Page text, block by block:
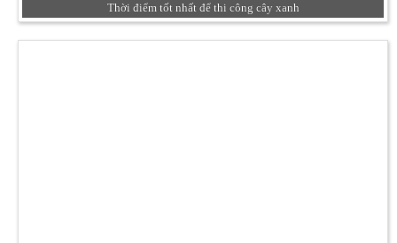
Thời điểm tốt nhất để thi công cây xanh